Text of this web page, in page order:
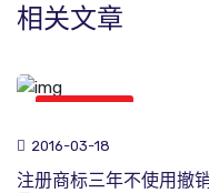
相关文章
2016-03-18
注册商标三年不使用撤